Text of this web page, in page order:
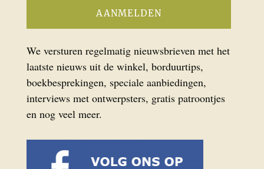
We versturen regelmatig nieuwsbrieven met het
laatste nieuws uit de winkel, borduurtips,
boekbesprekingen, speciale aanbiedingen,
interviews met ontwerpsters, gratis patroontjes
en nog veel meer.